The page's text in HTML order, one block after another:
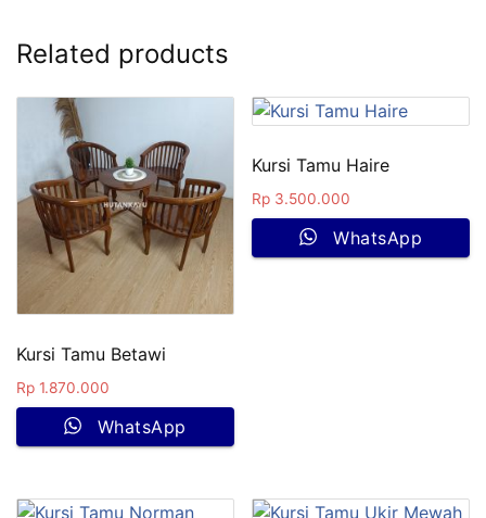
Related products
Kursi Tamu Betawi
Rp 1.870.000
WhatsApp
Kursi Tamu Haire
Rp 3.500.000
WhatsApp